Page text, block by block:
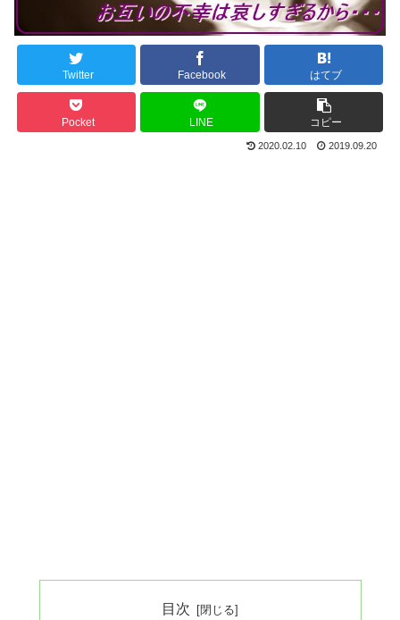
Twitter Facebook はてブ
Pocket LINE コピー
2020.02.10 2019.09.20
目次